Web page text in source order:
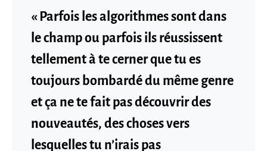
« Parfois les algorithmes sont dans
le champ ou parfois ils réussissent
tellement à te cerner que tu es
toujours bombardé du même genre
et ça ne te fait pas découvrir des
nouveautés, des choses vers
lesquelles tu n’irais pas